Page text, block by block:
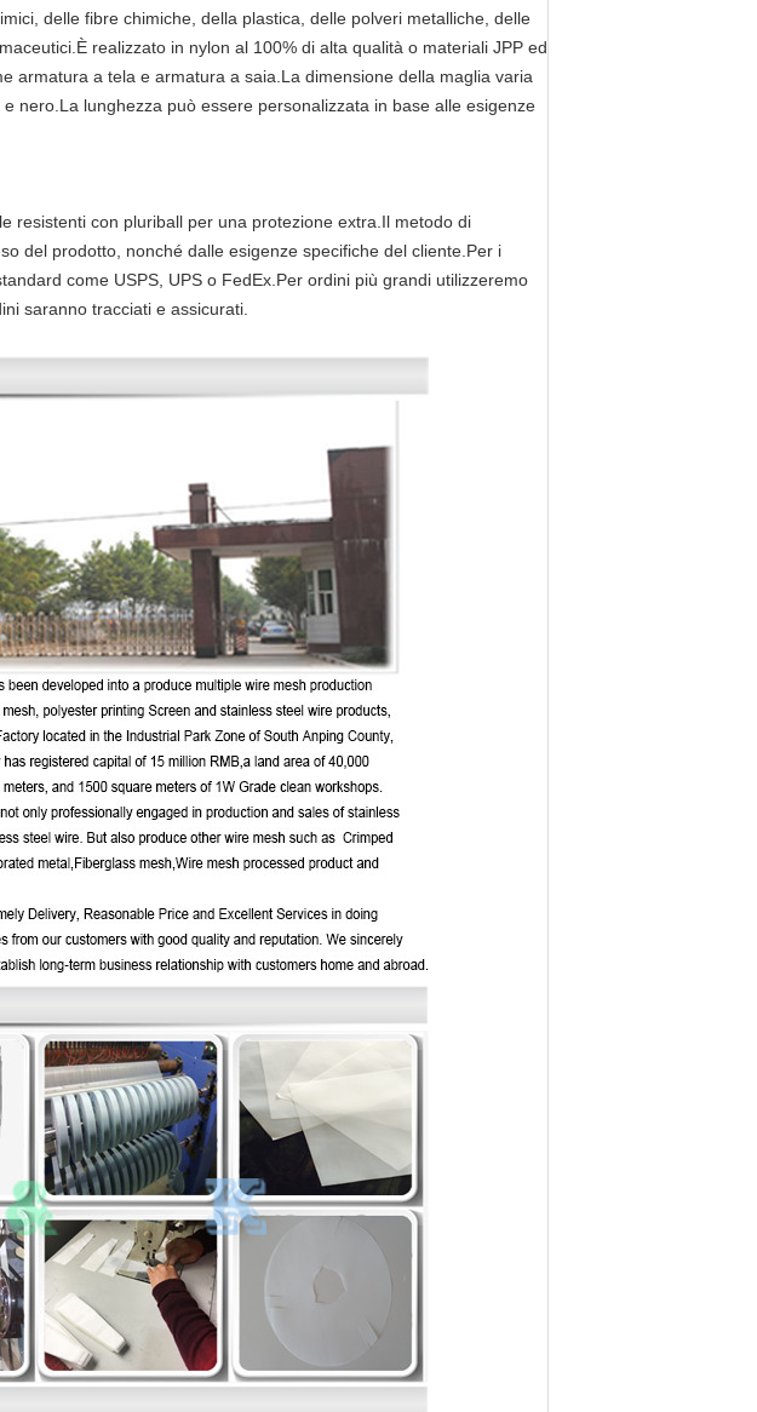
delle fibre chimiche, della plastica, delle polveri metalliche, delle
realizzato in nylon al 100% di alta qualità o materiali JPP ed
armatura a tela e armatura a saia.La dimensione della maglia varia
nero.La lunghezza può essere personalizzata in base alle esigenze
resistenti con pluriball per una protezione extra.Il metodo di
del prodotto, nonché dalle esigenze specifiche del cliente.Per i
come USPS, UPS o FedEx.Per ordini più grandi utilizzeremo
saranno tracciati e assicurati.